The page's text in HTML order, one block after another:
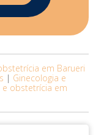
em Barueri
| Ginecologia e
e obstetrícia em